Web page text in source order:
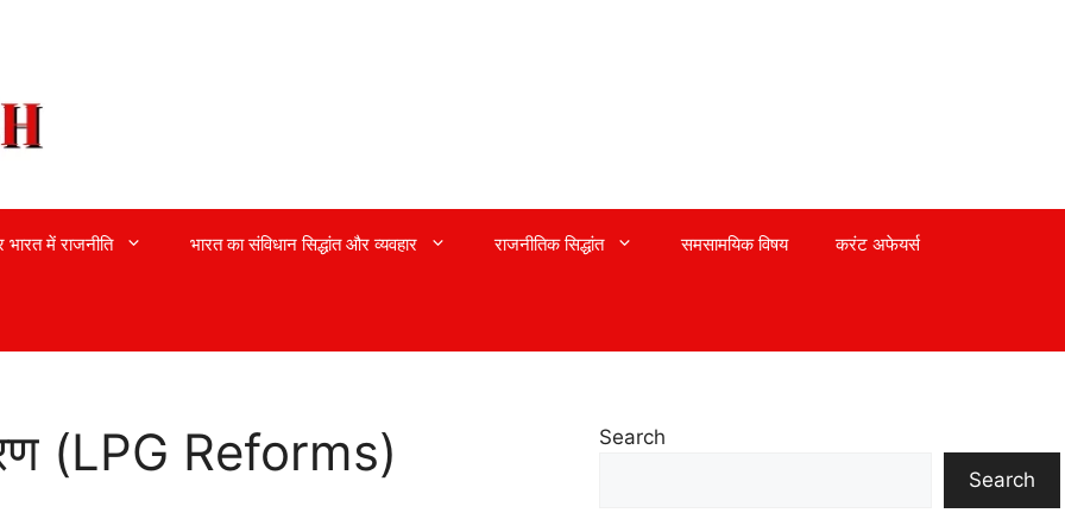
भारत में राजनीति भारत का संविधान सिद्धांत और व्यवहार राजनीतिक सिद्धांत समसामयिक विषय करंट अफेयर्स
(LPG Reforms)
Search
Search